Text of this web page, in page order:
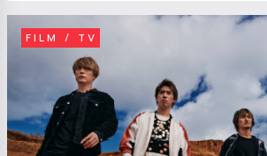
FILM / TV